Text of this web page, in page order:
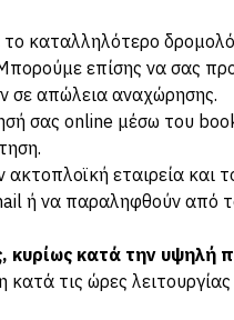
καταλληλότερο
επίσης να σας
σε απώλεια αναχώρησης.
σας online μέσω του
ακτοπλοϊκή εταιρεία και
ή να παραληφθούν από
κυρίως κατά την υψηλή
κατά τις ώρες